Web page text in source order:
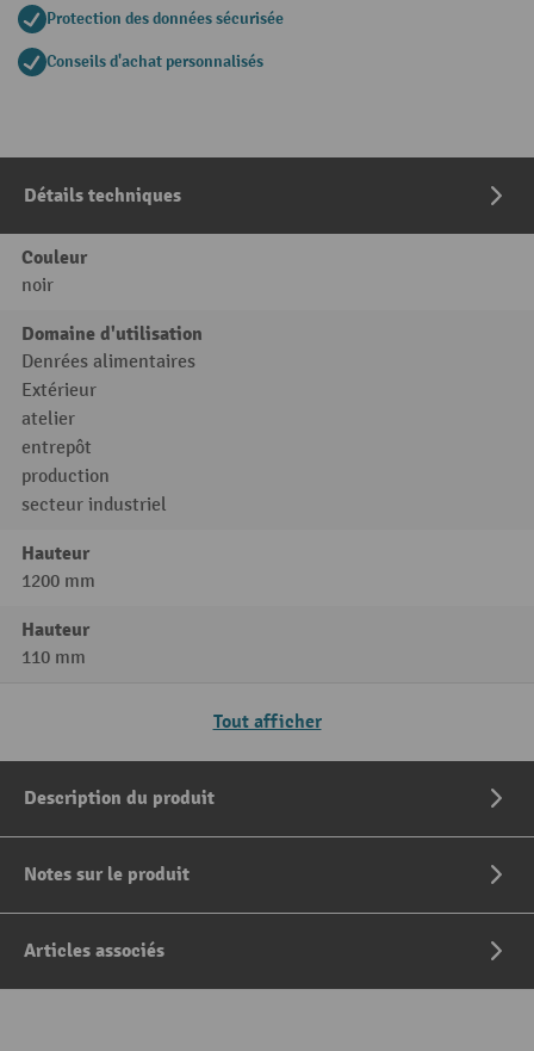
Protection des données sécurisée
Conseils d'achat personnalisés
Détails techniques
Couleur
noir
Domaine d'utilisation
Denrées alimentaires
Extérieur
atelier
entrepôt
production
secteur industriel
Hauteur
1200 mm
Hauteur
110 mm
Tout afficher
Description du produit
Notes sur le produit
Articles associés